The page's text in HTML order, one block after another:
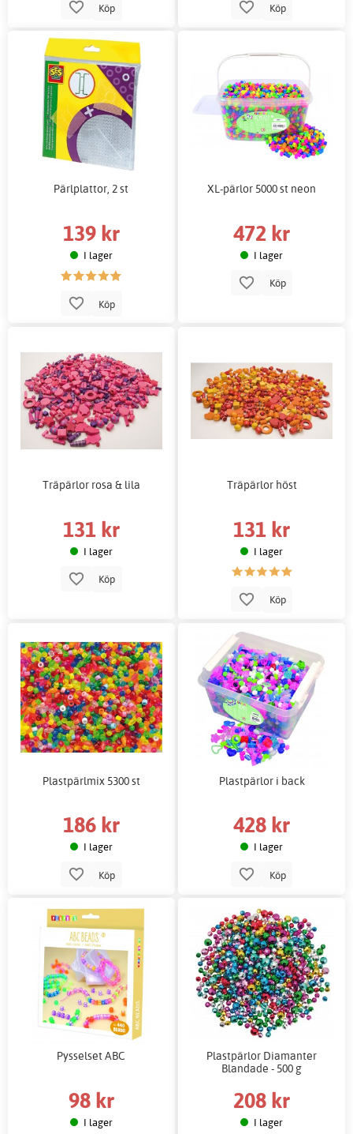
Köp Köp
Pärlplattor, 2 st
139 kr
I lager
Köp
XL-pärlor 5000 st neon
472 kr
I lager
Köp
Träpärlor rosa & lila
131 kr
I lager
Köp
Träpärlor höst
131 kr
I lager
Köp
Plastpärlmix 5300 st
186 kr
I lager
Köp
Plastpärlor i back
428 kr
I lager
Köp
Pysselset ABC
98 kr
I lager
Plastpärlor Diamanter
Blandade - 500 g
208 kr
I lager